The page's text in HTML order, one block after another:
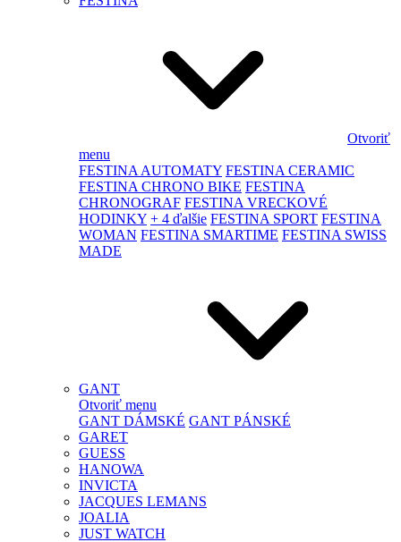
Otvoriť
menu
FESTINA AUTOMATY FESTINA CERAMIC
FESTINA CHRONO BIKE FESTINA
CHRONOGRAF FESTINA VRECKOVÉ
HODINKY + 4 ďalšie FESTINA SPORT FESTINA
WOMAN FESTINA SMARTIME FESTINA SWISS
MADE
GANT
Otvoriť menu
GANT DÁMSKÉ GANT PÁNSKÉ
GARET
GUESS
HANOWA
INVICTA
JACQUES LEMANS
JOALIA
JUST WATCH